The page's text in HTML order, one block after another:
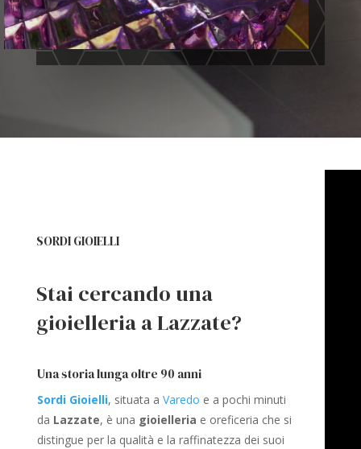
SORDI GIOIELLI
Stai cercando una
gioielleria a Lazzate?
Una storia lunga oltre 90 anni
Sordi Gioielli, situata aVaredo e a pochi minuti
da Lazzate, è una gioielleria e oreficeria che si
distingue per la qualità e la raffinatezza dei suoi